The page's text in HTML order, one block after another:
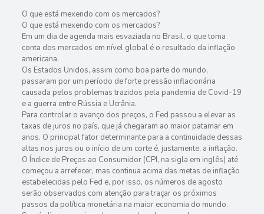
O que está mexendo com os mercados?
O que está mexendo com os mercados?
Em um dia de agenda mais esvaziada no Brasil, o que toma
conta dos mercados em nível global é o resultado da inflação
americana.
Os Estados Unidos, assim como boa parte do mundo,
passaram por um período de forte pressão inflacionária
causada pelos problemas trazidos pela pandemia de Covid-19
e a guerra entre Rússia e Ucrânia.
Para controlar o avanço dos preços, o Fed passou a elevar as
taxas de juros no país, que já chegaram ao maior patamar em
anos. O principal fator determinante para a continuidade dessas
altas nos juros ou o início de um corte é, justamente, a inflação.
O Índice de Preços ao Consumidor (CPI, na sigla em inglês) até
começou a arrefecer, mas continua acima das metas de inflação
estabelecidas pelo Fed e, por isso, os números de agosto
serão observados com atenção para traçar os próximos
passos da política monetária na maior economia do mundo.